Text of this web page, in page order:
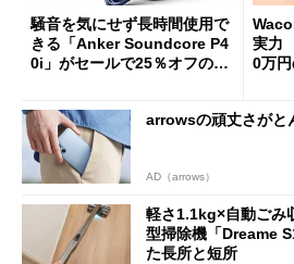
騒音を気にせず長時間使用で
きる「Anker Soundcore P4
0i」がセールで25％オフの59
実力
0万
arrowsの頑丈さがと
AD（arrows）
軽さ1.1kg×自動ごみ
型掃除機「Dreame
た長所と短所